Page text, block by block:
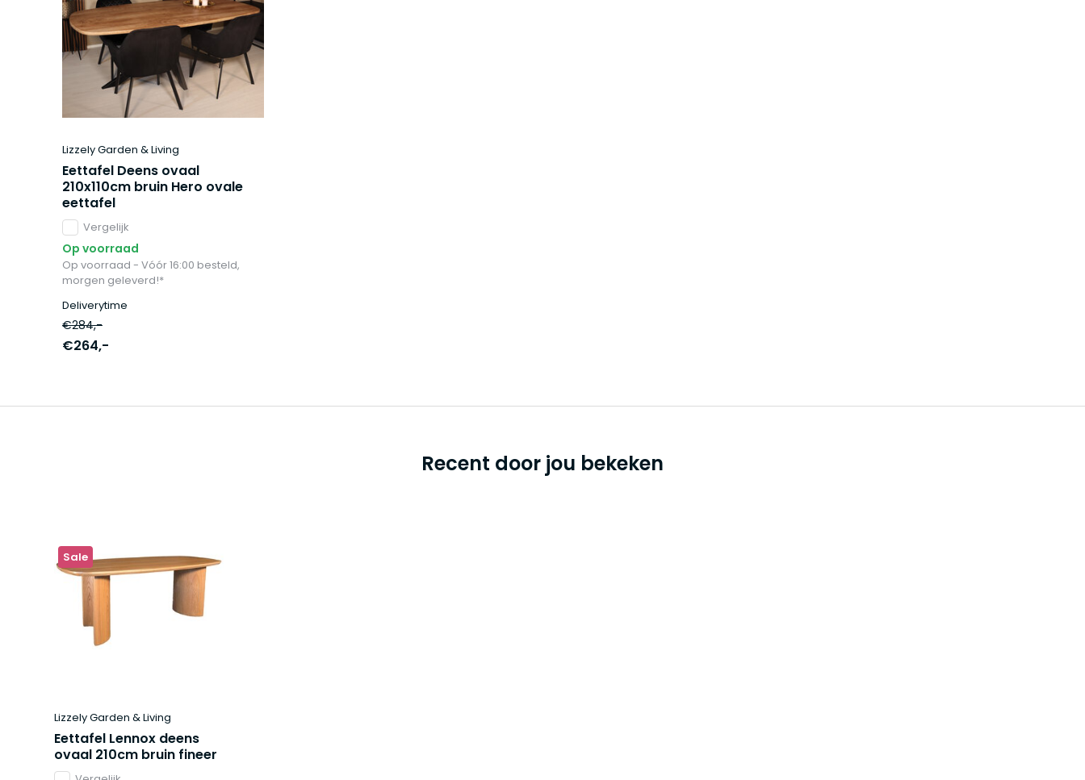
Lizzely Garden & Living
Eettafel Deens ovaal
210x110cm bruin Hero ovale
eettafel
Vergelijk
Op voorraad
Op voorraad - Vóór 16:00 besteld,
morgen geleverd!*
Deliverytime
€284,-
€264,-
Recent door jou bekeken
Sale
Lizzely Garden & Living
Eettafel Lennox deens
ovaal 210cm bruin fineer